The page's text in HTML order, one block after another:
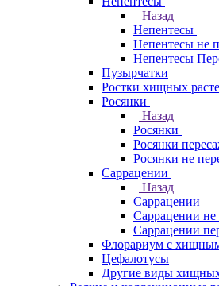
Назад
Непентесы
Непентесы не
Непентесы
Пузырчатки
Ростки хищных
Росянки
Назад
Росянки
Росянки
Росянки не
Саррацении
Назад
Саррацении
Саррацении
Саррацении
Флорариум с
Цефалотусы
Другие виды